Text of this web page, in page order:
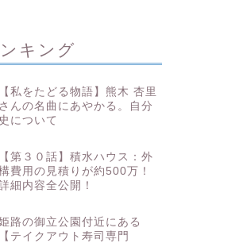
キング
【私をたどる物語】熊木 杏里
さんの名曲にあやかる。自分
史について
【第３０話】積水ハウス：外
費用の見積りが約500万！
細内容全公開！
路の御立公園付近にある
【テイクアウト寿司専門